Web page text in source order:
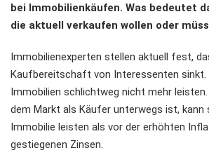
bei Immobilienkäufen. Was bedeutet
die aktuell verkaufen wollen oder
Immobilienexperten stellen aktuell fest,
Kaufbereitschaft von Interessenten sinkt.
Immobilien schlichtweg nicht mehr
dem Markt als Käufer unterwegs ist, kann
Immobilie leisten als vor der erhöhten
gestiegenen Zinsen.